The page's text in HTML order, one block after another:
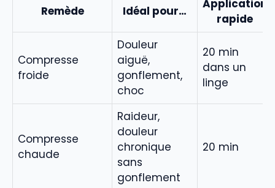
Remède Idéal pour…
Application
rapide
Compresse
froide
Douleur
aiguë,
gonflement,
choc
20 min
dans un
linge
Compresse
chaude
Raideur,
douleur
chronique
sans
gonflement
20 min